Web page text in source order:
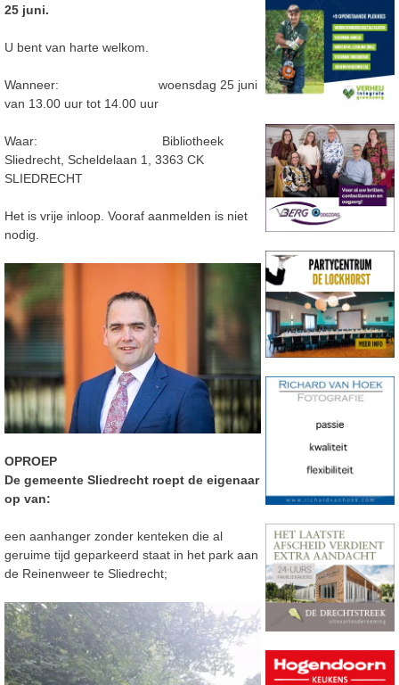
25 juni.
U bent van harte welkom.
Wanneer: woensdag 25 juni
van 13.00 uur tot 14.00 uur
Waar: Bibliotheek
Sliedrecht, Scheldelaan 1, 3363 CK
SLIEDRECHT
Het is vrije inloop. Vooraf aanmelden is niet
nodig.
OPROEP
De gemeente Sliedrecht roept de eigenaar
op van:
een aanhanger zonder kenteken die al
geruime tijd geparkeerd staat in het park aan
de Reinenweer te Sliedrecht;